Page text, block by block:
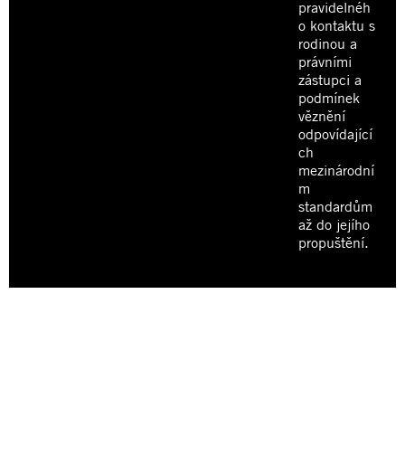
pravidelnéh
o kontaktu s
rodinou a
právními
zástupci a
podmínek
věznění
odpovídající
ch
mezinárodní
m
standardům
až do jejího
propuštění.